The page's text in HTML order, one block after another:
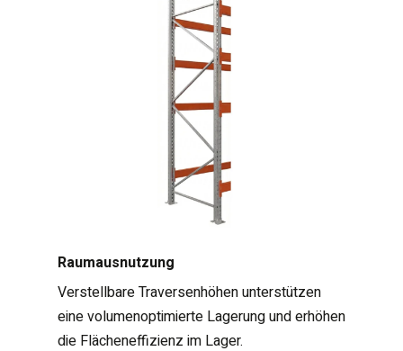
Raumausnutzung
Verstellbare Traversenhöhen unterstützen
eine volumenoptimierte Lagerung und erhöhen
die Flächeneffizienz im Lager.